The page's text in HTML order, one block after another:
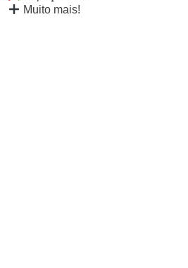
Muito mais!